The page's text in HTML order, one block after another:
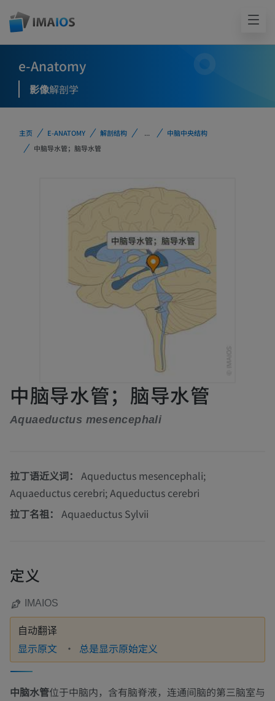
e-Anatomy
影像解剖学
主页 E-ANATOMY 解剖结构 ...
中脑中央结构
中脑导水管；脑导水管
中脑导水管；脑导水管
Aquaeductus mesencephali
拉丁语近义词： Aqueductus mesencephali;
Aquaeductus cerebri; Aqueductus cerebri
拉丁名祖： Aquaeductus Sylvii
定义
IMAIOS
自动翻译
显示原文 总是显示原始定义
中脑水管位于中脑内，含有脑脊液，连通间脑的第三脑室与